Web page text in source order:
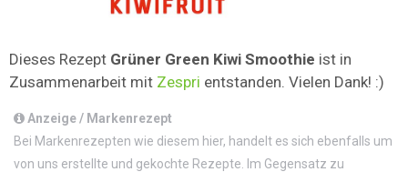
Dieses Rezept Grüner Green Kiwi Smoothie ist in
Zusammenarbeit mit Zespri entstanden. Vielen Dank! :)
Anzeige / Markenrezept
Bei Markenrezepten wie diesem hier, handelt es sich ebenfalls um
von uns erstellte und gekochte Rezepte. Im Gegensatz zu